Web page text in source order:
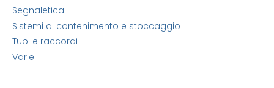
Segnaletica
Sistemi di contenimento e stoccaggio
Tubi e raccordi
Varie